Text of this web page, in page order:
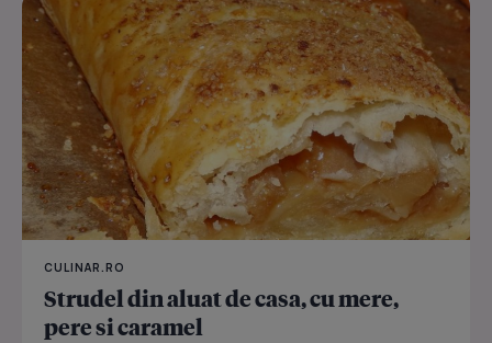
CULINAR.RO
Strudel din aluat de casa, cu mere,
pere si caramel